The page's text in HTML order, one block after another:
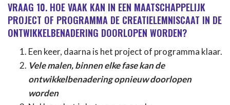
VRAAG 10. HOE VAAK KAN IN EEN MAATSCHAPPELIJK
PROJECT OF PROGRAMMA DE CREATIELEMNISCAAT IN DE
ONTWIKKELBENADERING DOORLOPEN WORDEN?
Een keer, daarna is het project of programma klaar.
Vele malen, binnen elke fase kan de
ontwikkelbenadering opnieuw doorlopen
worden